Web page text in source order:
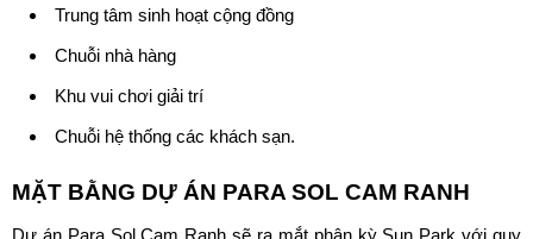
Trung tâm sinh hoạt cộng đồng
Chuỗi nhà hàng
Khu vui chơi giải trí
Chuỗi hệ thống các khách sạn.
MẶT BẰNG DỰ ÁN PARA SOL CAM RANH
Dự án Para Sol Cam Ranh sẽ ra mắt phân kỳ Sun Park với quy